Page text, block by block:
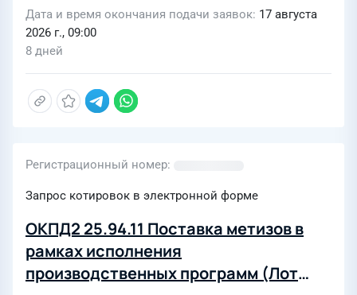
Дата и время окончания подачи заявок 17 августа
2026 г., 09:00
8 дней
Регистрационный номер
Запрос котировок в электронной форме
ОКПД2 25.94.11 Поставка метизов в
рамках исполнения
производственных программ (Лот